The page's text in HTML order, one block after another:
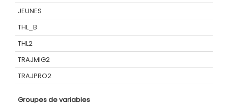
JEUNES
THL_B
THL2
TRAJMIG2
TRAJPRO2
Groupes de variables